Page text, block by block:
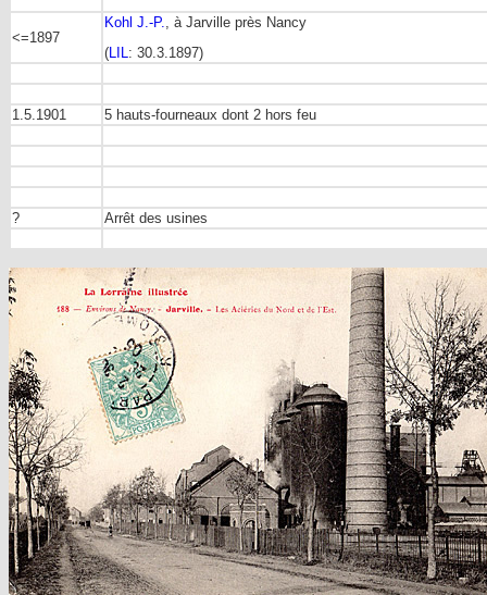
<=1897
Kohl J.-P.
, à Jarville près Nancy
(
: 30.3.1897)
1.5.1901 5 hauts-fourneaux dont 2 hors feu
? Arrêt des usines